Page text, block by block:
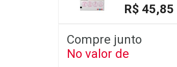
R$ 45,85
Compre junto
No valor de